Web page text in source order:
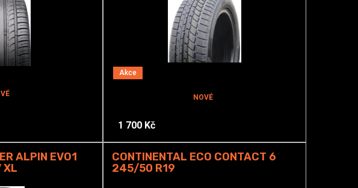
Akce
NOVÉ
1 700 Kč
ALPIN EVO1
XL
CONTINENTAL ECO CONTACT 6
245/50 R19